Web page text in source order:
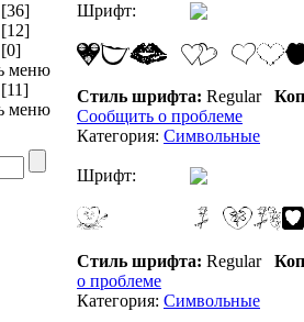
[36]
[12]
[0]
[11]
Шрифт:
Стиль шрифта: Regular
Сообщить о проблеме
Категория: Символьные
Шрифт:
Стиль шрифта: Regular
о проблеме
Категория: Символьные